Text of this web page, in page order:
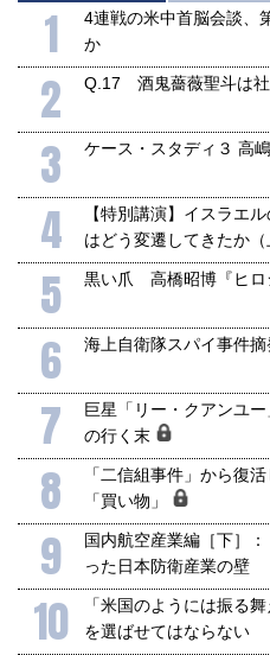
1
4連戦の米中首脳会談、
か
2 Q.17 酒鬼薔薇聖斗は
3 ケース・スタディ３ 高
4
【特別講演】イスラエ
はどう変遷してきたか（
5 黒い爪 高橋昭博『ヒロ
6 海上自衛隊スパイ事件
7
巨星「リー・クアンユ
の行く末
8
「二信組事件」から復
「買い物」
9
国内航空産業編［下］
った日本防衛産業の壁
10
「米国のようには振る
を選ばせてはならない